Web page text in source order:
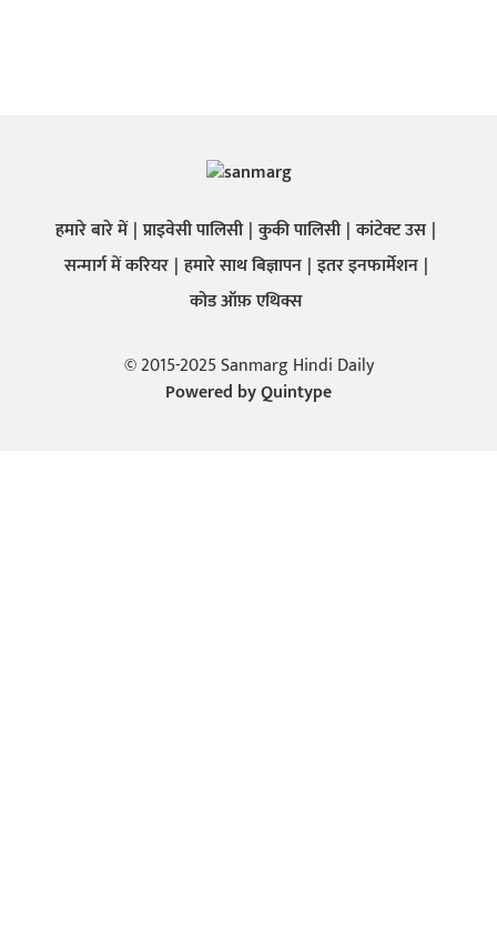
हमारे बारे में प्राइवेसी पालिसी कुकी पालिसी कांटेक्ट उस
सन्मार्ग में करियर हमारे साथ बिज्ञापन इतर इनफार्मेशन
कोड ऑफ़ एथिक्स
© 2015-2025 Sanmarg Hindi Daily
Powered byQuintype